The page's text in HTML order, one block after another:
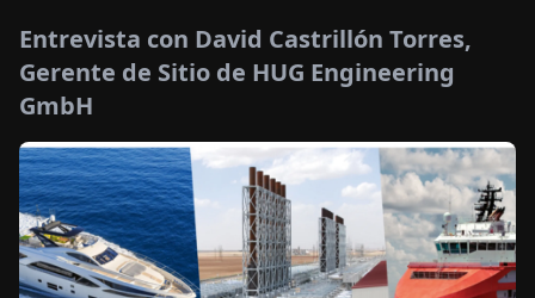
E-
PAPEL
Entrevista con David Castrillón Torres,
Gerente de Sitio de HUG Engineering
GmbH